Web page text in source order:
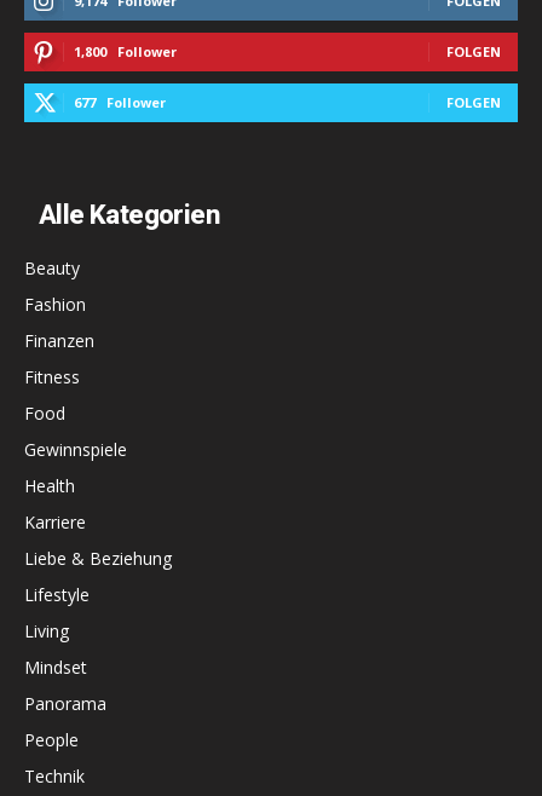
1,800 Follower FOLGEN
677 Follower FOLGEN
Alle Kategorien
Beauty
Fashion
Finanzen
Fitness
Food
Gewinnspiele
Health
Karriere
Liebe & Beziehung
Lifestyle
Living
Mindset
Panorama
People
Technik